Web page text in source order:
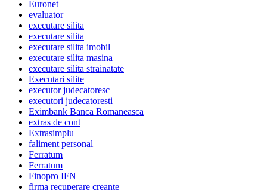
Euronet
evaluator
executare silita
executare silita
executare silita imobil
executare silita masina
executare silita strainatate
Executari silite
executor judecatoresc
executori judecatoresti
Eximbank Banca Romaneasca
extras de cont
Extrasimplu
faliment personal
Ferratum
Ferratum
Finopro IFN
firma recuperare creante